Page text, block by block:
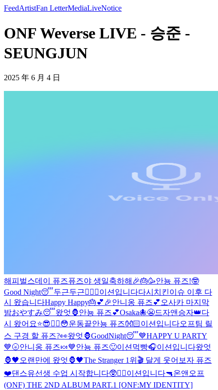
FeedArtistFan LetterMediaLiveNotice
ONF Weverse LIVE - 승준 -
SEUNGJUN
2025 年 6 月 4 日
해피벌스데이 퓨즈퓨즈야 생일축하해🎉🎂🥳안뇽 퓨즈!🤓
Good Night😴두근두근❤️‍🔥 😬이션입니다다시 치킨이슈 이후 다
시 왔습니다Happy Happy🎂💕🎉안니옹 퓨즈💕 오사카 마지막
밤おやすみ😴왔엇🦍안뇽 퓨즈💕Osaka🐙😬드자앤승자👑다
시 왔어요⭐️😎❤️‍🔥😳운동끝안뇽 퓨즈👐🏻이션입니다오프팀 릴
스 구경 할 퓨즈?👀왔엇🦍GoodNight😴💙HAPPY U PARTY
💙🌝안니옹 퓨즈🍬💙안뇽 퓨즈🙂이션먹빵🎧이션입니다왔엇
🦍🖤 오랜만에 왔엇🦍🖤The Stranger 1위🎬 달게 웃어보자 퓨즈
❤️댄스유선생 수업 시작합니다🥸❤️‍🔥이션입니다🔫온앤오프
(ONF) THE 2ND ALBUM PART.1 [ONF:MY IDENTITY]